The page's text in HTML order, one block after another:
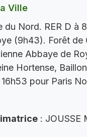
Ville
du Nord. RER D à
(9h43). Forêt de
Abbaye de
Hortense,
16h53 pour Paris
: JOUSSE